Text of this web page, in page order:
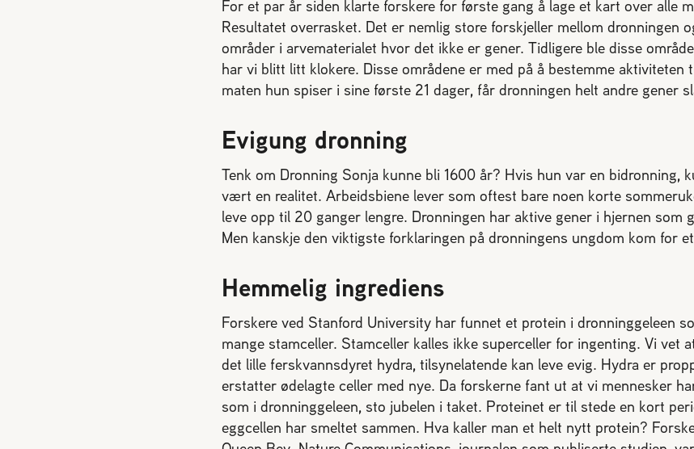
For et par år siden klarte forskere for første gang å lage et kart over alle
Resultatet overrasket. Det er nemlig store forskjeller mellom dronningen
områder i arvematerialet hvor det ikke er gener. Tidligere ble disse
har vi blitt litt klokere. Disse områdene er med på å bestemme aktiviteten
maten hun spiser i sine første 21 dager, får dronningen helt andre gener
Evigung dronning
Tenk om Dronning Sonja kunne bli 1600 år? Hvis hun var en bidronning,
vært en realitet. Arbeidsbiene lever som oftest bare noen korte
leve opp til 20 ganger lengre. Dronningen har aktive gener i hjernen som
Men kanskje den viktigste forklaringen på dronningens ungdom kom for
Hemmelig ingrediens
Forskere ved Stanford University har funnet et protein i dronninggeleen
mange stamceller. Stamceller kalles ikke superceller for ingenting. Vi vet
det lille ferskvannsdyret hydra, tilsynelatende kan leve evig. Hydra er
erstatter ødelagte celler med nye. Da forskerne fant ut at vi mennesker
som i dronninggeleen, sto jubelen i taket. Proteinet er til stede en kort
eggcellen har smeltet sammen. Hva kaller man et helt nytt protein?